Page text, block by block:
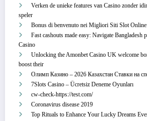
Verken de unieke features van Casino zonder
speler
Bonus di benvenuto nei Migliori Siti Slot
Fast cashouts made easy: Navigate Bangladesh
Casino
Unlocking the Amonbet Casino UK welcome
boost their
Олимп Казино – 2026 Казахстан Ставки на
7Slots Casino – Ücretsiz Deneme Oyunları
cw-check-https://test.com/
Coronavirus disease 2019
Top Rituals to Enhance Your Lucky Dreams